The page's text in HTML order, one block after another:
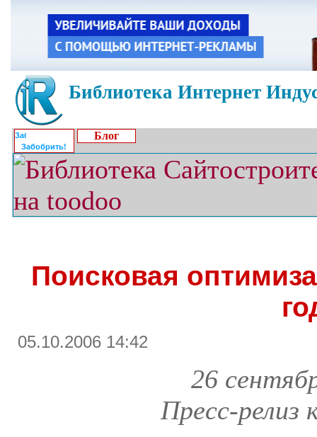
Библиотека Интернет
Забобрить!
Блог
Поисковая
05.10.2006 14:42
26
Пресс-релиз